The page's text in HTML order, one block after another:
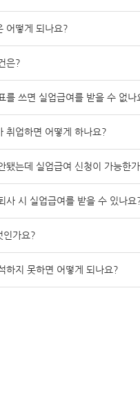
어떻게 되나요?
은?
를 쓰면 실업급여를 받을 수 없나
취업하면 어떻게 하나요?
됐는데 실업급여 신청이 가능한
사 시 실업급여를 받을 수 있나요
인가요?
하지 못하면 어떻게 되나요?